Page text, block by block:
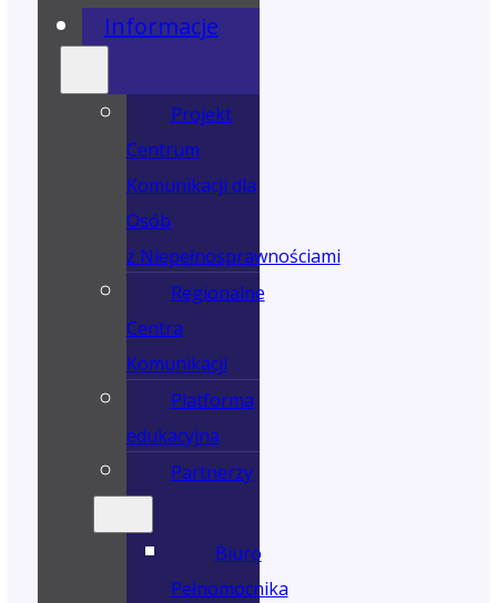
Informacje
Projekt
Centrum
Komunikacji dla
Osób
z Niepełnosprawnościami
Regionalne
Centra
Komunikacji
Platforma
edukacyjna
Partnerzy
Biuro
Pełnomocnika